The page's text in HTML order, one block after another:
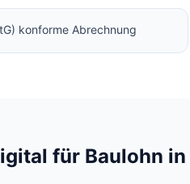
konforme Abrechnung
für Baulohn in